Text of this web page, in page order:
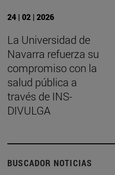
24 | 02 | 2026
La Universidad de
Navarra refuerza su
compromiso con la
salud pública a
través de INS-
DIVULGA
BUSCADOR NOTICIAS